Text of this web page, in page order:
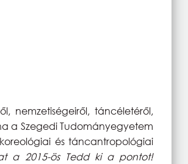
nemzetiségeiről, táncéletéről,
a Szegedi Tudományegyetem
és táncantropológiai
a 2015-ös Tedd ki a pontot!